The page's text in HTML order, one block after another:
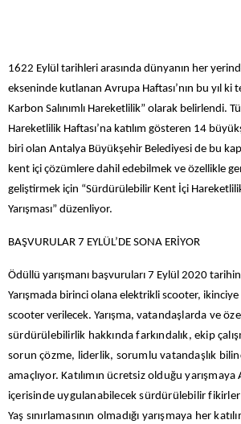
16­22 Eylül tarihleri arasında dünyanın her
ekseninde kutlanan Avrupa Haftası’nın bu yıl ki
Karbon Salınımlı Hareketlilik” olarak belirlendi.
Hareketlilik Haftası’na katılım gösteren 14
biri olan Antalya Büyükşehir Belediyesi de bu
kent içi çözümlere dahil edebilmek ve özellikle
geliştirmek için “Sürdürülebilir Kent İçi
Yarışması” düzenliyor.
BAŞVURULAR 7 EYLÜL’DE SONA ERİYOR
Ödüllü yarışmanı başvuruları 7 Eylül 2020
Yarışmada birinci olana elektrikli scooter,
scooter verilecek. Yarışma, vatandaşlarda ve
sürdürülebilirlik hakkında farkındalık, ekip
sorun çözme, liderlik, sorumlu vatandaşlık
amaçlıyor. Katılımın ücretsiz olduğu yarışmaya
içerisinde uygulanabilecek sürdürülebilir fikirler
Yaş sınırlamasının olmadığı yarışmaya her